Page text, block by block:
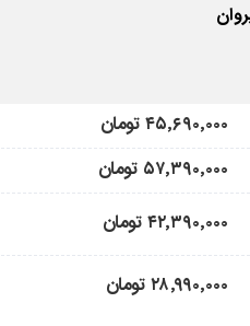
۴۵٬۶۹۰٬۰۰۰ تومان
۵۷٬۳۹۰٬۰۰۰ تومان
۴۲٬۳۹۰٬۰۰۰ تومان
۲۸٬۹۹۰٬۰۰۰ تومان